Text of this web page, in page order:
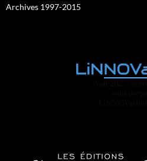
Archives 1997-2015